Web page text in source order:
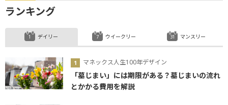
ランキング
デイリー
マネックス人生100年デザイン
「墓じまい」には期限がある？墓じまいの流れ
とかかる費用を解説
ウイークリー マンスリー